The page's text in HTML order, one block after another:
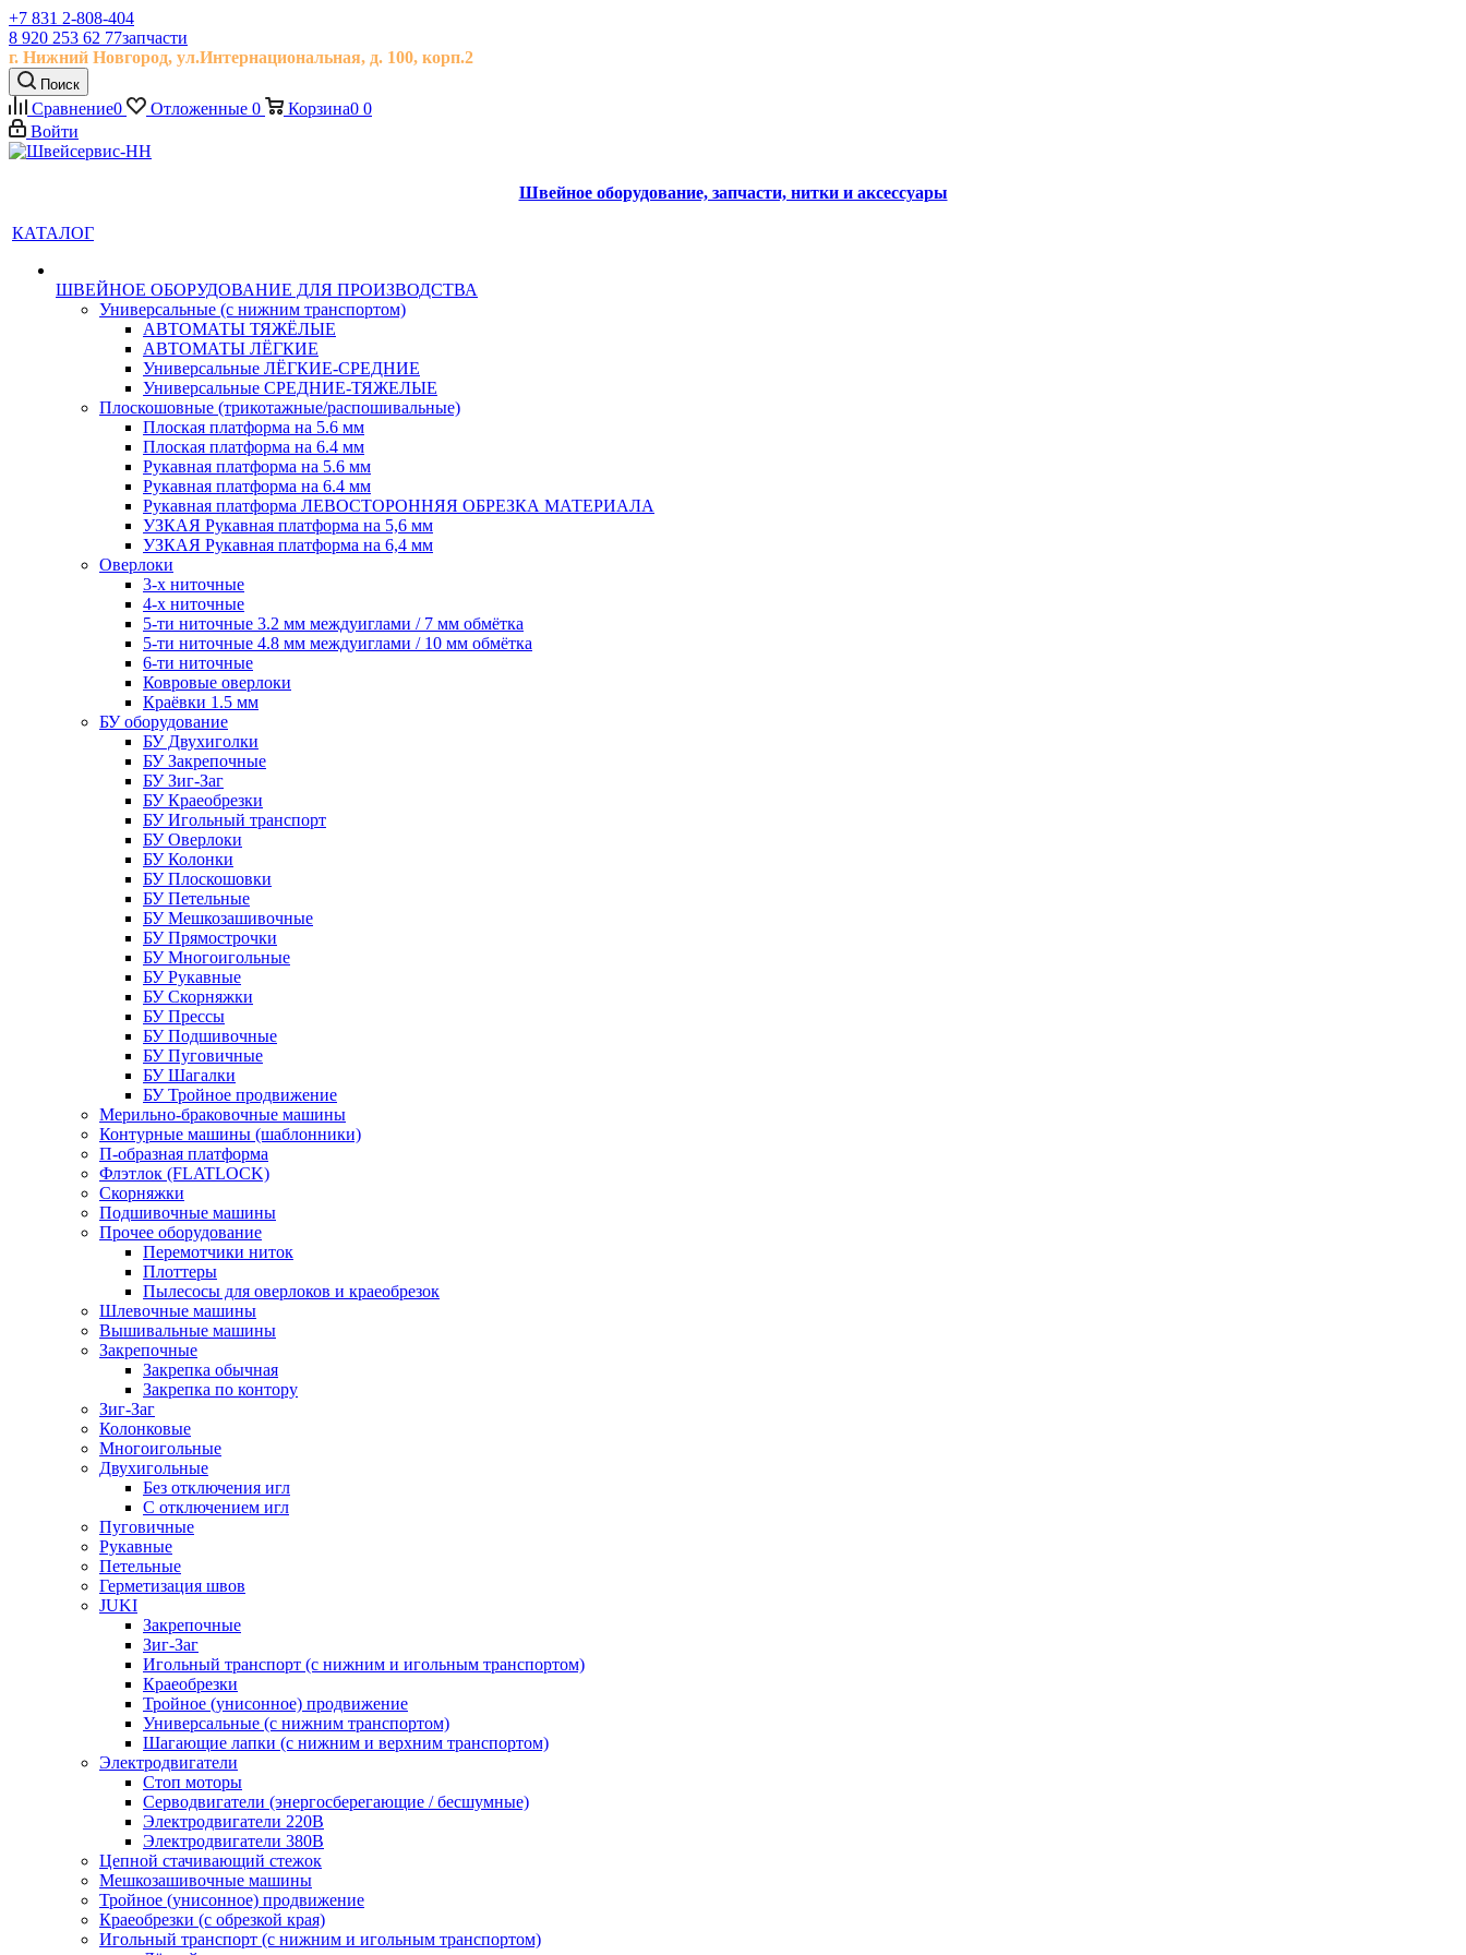
+7 831 2-808-404
8 920 253 62 77запчасти
г. Нижний Новгород, ул.Интернациональная, д. 100, корп.2
Поиск
Сравнение0 Отложенные 0 Корзина0 0
Войти
Швейное оборудование, запчасти, нитки и аксессуары
КАТАЛОГ
ШВЕЙНОЕ ОБОРУДОВАНИЕ ДЛЯ ПРОИЗВОДСТВА
Универсальные (с нижним транспортом)
АВТОМАТЫ ТЯЖЁЛЫЕ
АВТОМАТЫ ЛЁГКИЕ
Универсальные ЛЁГКИЕ-СРЕДНИЕ
Универсальные СРЕДНИЕ-ТЯЖЕЛЫЕ
Плоскошовные (трикотажные/распошивальные)
Плоская платформа на 5.6 мм
Плоская платформа на 6.4 мм
Рукавная платформа на 5.6 мм
Рукавная платформа на 6.4 мм
Рукавная платформа ЛЕВОСТОРОННЯЯ ОБРЕЗКА МАТЕРИАЛА
УЗКАЯ Рукавная платформа на 5,6 мм
УЗКАЯ Рукавная платформа на 6,4 мм
Оверлоки
3-х ниточные
4-х ниточные
5-ти ниточные 3.2 мм междуиглами / 7 мм обмётка
5-ти ниточные 4.8 мм междуиглами / 10 мм обмётка
6-ти ниточные
Ковровые оверлоки
Краёвки 1.5 мм
БУ оборудование
БУ Двухиголки
БУ Закрепочные
БУ Зиг-Заг
БУ Краеобрезки
БУ Игольный транспорт
БУ Оверлоки
БУ Колонки
БУ Плоскошовки
БУ Петельные
БУ Мешкозашивочные
БУ Прямострочки
БУ Многоигольные
БУ Рукавные
БУ Скорняжки
БУ Прессы
БУ Подшивочные
БУ Пуговичные
БУ Шагалки
БУ Тройное продвижение
Мерильно-браковочные машины
Контурные машины (шаблонники)
П-образная платформа
Флэтлок (FLATLOCK)
Скорняжки
Подшивочные машины
Прочее оборудование
Перемотчики ниток
Плоттеры
Пылесосы для оверлоков и краеобрезок
Шлевочные машины
Вышивальные машины
Закрепочные
Закрепка обычная
Закрепка по контору
Зиг-Заг
Колонковые
Многоигольные
Двухигольные
Без отключения игл
С отключением игл
Пуговичные
Рукавные
Петельные
Герметизация швов
JUKI
Закрепочные
Зиг-Заг
Игольный транспорт (с нижним и игольным транспортом)
Краеобрезки
Тройное (унисонное) продвижение
Универсальные (с нижним транспортом)
Шагающие лапки (с нижним и верхним транспортом)
Электродвигатели
Стоп моторы
Серводвигатели (энергосберегающие / бесшумные)
Электродвигатели 220В
Электродвигатели 380В
Цепной стачивающий стежок
Мешкозашивочные машины
Тройное (унисонное) продвижение
Краеобрезки (с обрезкой края)
Игольный транспорт (с нижним и игольным транспортом)